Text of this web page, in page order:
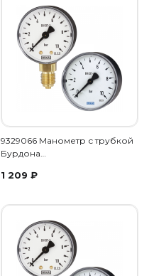
9329066 Манометр с трубкой
Бурдона…
1 209 ₽